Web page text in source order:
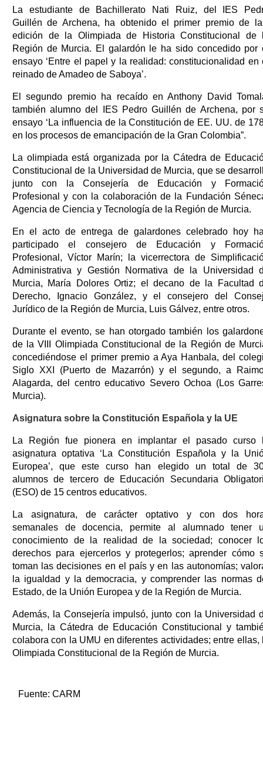
La estudiante de Bachillerato Nati Ruiz, del IES
Guillén de Archena, ha obtenido el primer premio de
edición de la Olimpiada de Historia Constitucional de
Región de Murcia. El galardón le ha sido concedido por
ensayo ‘Entre el papel y la realidad: constitucionalidad en
reinado de Amadeo de Saboya’.
El segundo premio ha recaído en Anthony David
también alumno del IES Pedro Guillén de Archena, por
ensayo ‘La influencia de la Constitución de EE. UU. de
en los procesos de emancipación de la Gran Colombia”.
La olimpiada está organizada por la Cátedra de
Constitucional de la Universidad de Murcia, que se
junto con la Consejería de Educación y
Profesional y con la colaboración de la Fundación
Agencia de Ciencia y Tecnología de la Región de Murcia.
En el acto de entrega de galardones celebrado hoy
participado el consejero de Educación y
Profesional, Víctor Marín; la vicerrectora de
Administrativa y Gestión Normativa de la Universidad
Murcia, María Dolores Ortiz; el decano de la Facultad
Derecho, Ignacio González, y el consejero del
Jurídico de la Región de Murcia, Luis Gálvez, entre otros.
Durante el evento, se han otorgado también los
de la VIII Olimpiada Constitucional de la Región de
concediéndose el primer premio a Aya Hanbala, del
Siglo XXI (Puerto de Mazarrón) y el segundo, a
Alagarda, del centro educativo Severo Ochoa (Los
Murcia).
Asignatura sobre la Constitución Española y la UE
La Región fue pionera en implantar el pasado curso
asignatura optativa ‘La Constitución Española y la
Europea’, que este curso han elegido un total de
alumnos de tercero de Educación Secundaria
(ESO) de 15 centros educativos.
La asignatura, de carácter optativo y con dos
semanales de docencia, permite al alumnado tener
conocimiento de la realidad de la sociedad; conocer
derechos para ejercerlos y protegerlos; aprender cómo
toman las decisiones en el país y en las autonomías;
la igualdad y la democracia, y comprender las normas
Estado, de la Unión Europea y de la Región de Murcia.
Además, la Consejería impulsó, junto con la Universidad
Murcia, la Cátedra de Educación Constitucional y
colabora con la UMU en diferentes actividades; entre ellas,
Olimpiada Constitucional de la Región de Murcia.
Fuente: CARM